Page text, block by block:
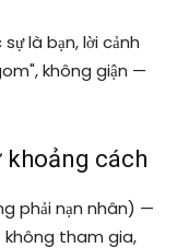
là bạn, lời cảnh
không giận —
khoảng cách
phải nạn nhân) —
không tham gia,